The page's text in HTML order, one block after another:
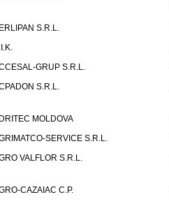
S.R.L.
GRUP S.R.L.
S.R.L.
MOLDOVA
SERVICE S.R.L.
VALFLOR S.R.L.
CAZAIAC C.P.